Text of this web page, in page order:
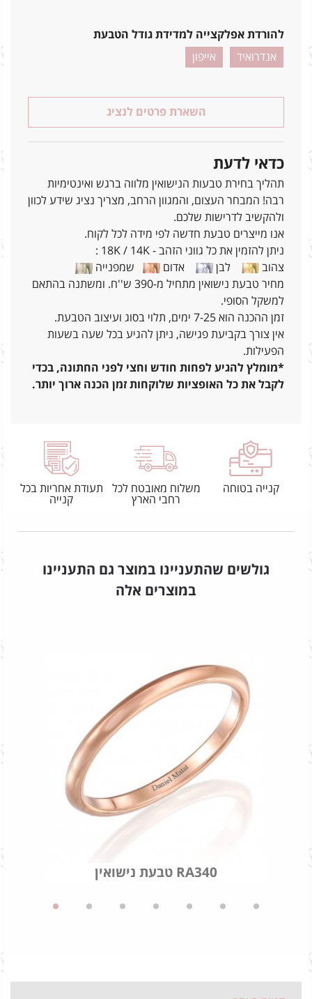
להורדת אפלקצייה למדידת גודל הטבעת
אנדרואיד
אייפון
השארת פרטים לנציג
כדאי לדעת
תהליך בחירת טבעות הנישואין מלווה ברגש ואינטימיות
רבה! המבחר העצום, והמגוון הרחב, מצריך נציג שידע לכוון
ולהקשיב לדרישות שלכם.
אנו מייצרים טבעת חדשה לפי מידה לכל לקוח.
ניתן להזמין את כל גווני הזהב - 18K / 14K :
צהוב
לבן אדום
שמפנייה
מחיר טבעת נישואין מתחיל מ-390 ש''ח. ומשתנה בהתאם
למשקל הסופי.
זמן ההכנה הוא 7-25 ימים, תלוי בסוג ועיצוב הטבעת.
אין צורך בקביעת פגישה, ניתן להגיע בכל שעה בשעות
הפעילות.
*מומלץ להגיע לפחות חודש וחצי לפני החתונה, בכדי
לקבל את כל האופציות שלוקחות זמן הכנה ארוך יותר.
קנייה בטוחה
משלוח מאובטח לכל
רחבי הארץ
תעודת אחריות בכל
קנייה
גולשים שהתעניינו במוצר גם התעניינו
במוצרים אלה
טבעת נישואין RA340